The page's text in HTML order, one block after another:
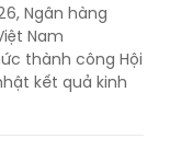
Ngân hàng
Nam
thành công Hội
kết quả kinh